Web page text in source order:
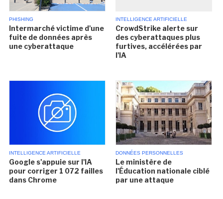
PHISHING
Intermarché victime d'une
fuite de données après
une cyberattaque
INTELLIGENCE ARTIFICIELLE
CrowdStrike alerte sur
des cyberattaques plus
furtives, accélérées par
l'IA
INTELLIGENCE ARTIFICIELLE
Google s'appuie sur l'IA
pour corriger 1 072 failles
dans Chrome
DONNÉES PERSONNELLES
Le ministère de
l'Éducation nationale ciblé
par une attaque